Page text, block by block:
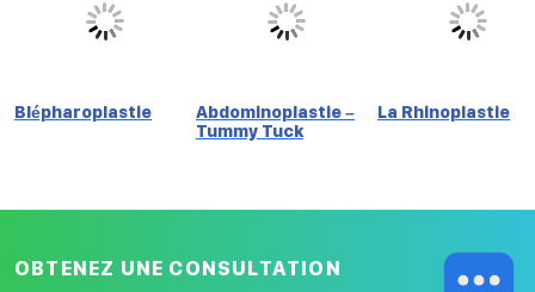
Blépharoplastie
Abdominoplastie –
Tummy Tuck
La Rhinoplastie
OBTENEZ UNE CONSULTATION